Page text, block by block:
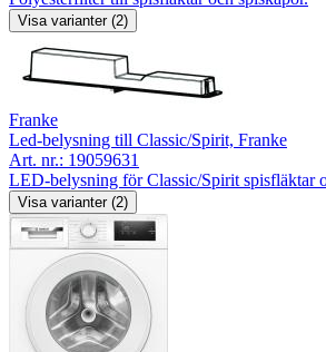
Visa varianter (2)
Franke
Led-belysning till Classic/Spirit, Franke
Art. nr.: 19059631
LED-belysning för Classic/Spirit spisfläktar
Visa varianter (2)